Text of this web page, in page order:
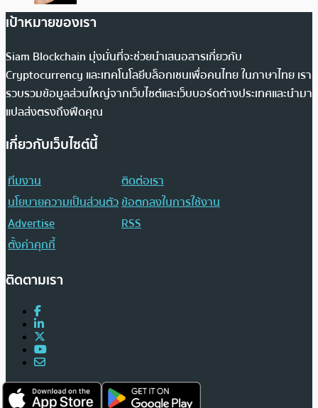
เป้าหมายของเรา
Siam Blockchain มุ่งมั่นที่จะช่วยนำเสนอสารเกี่ยวกับ
Cryptocurrency และเทคโนโลยีบล็อกเชนเพื่อคนไทย ในภาษาไทย เรา
รวบรวมข้อมูลส่วนใหญ่จากเว็บไซต์และเว็บบอร์ดต่างประเทศและนำมา
แปลส่งตรงถึงฟีดคุณ
เกี่ยวกับเว็บไซต์นี้
ทีมงาน
ติดต่อเรา
นโยบายความเป็นส่วนตัวข้อตกลงในการใช้งาน
Advertise
RSS
ตั้งค่าคุกกี้
ติดตามเรา